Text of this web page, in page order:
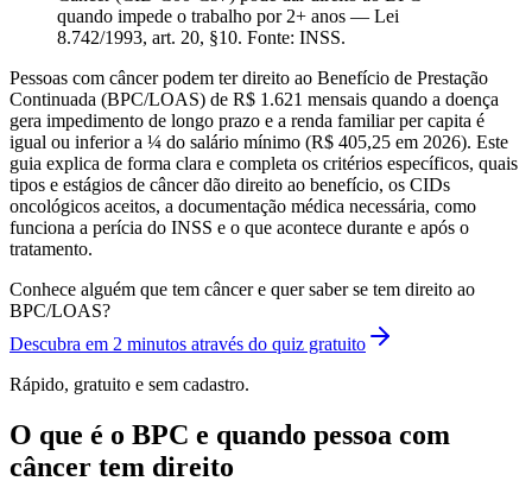
quando impede o trabalho por 2+ anos — Lei
8.742/1993, art. 20, §10. Fonte: INSS.
Pessoas com câncer podem ter direito ao Benefício de Prestação
Continuada (BPC/LOAS) de R$ 1.621 mensais quando a doença
gera impedimento de longo prazo e a renda familiar per capita é
igual ou inferior a ¼ do salário mínimo (R$ 405,25 em 2026). Este
guia explica de forma clara e completa os critérios específicos, quais
tipos e estágios de câncer dão direito ao benefício, os CIDs
oncológicos aceitos, a documentação médica necessária, como
funciona a perícia do INSS e o que acontece durante e após o
tratamento.
Conhece alguém que tem câncer e quer saber se tem direito ao
BPC/LOAS?
Descubra em 2 minutos através do quiz gratuito
Rápido, gratuito e sem cadastro.
O que é o BPC e quando pessoa com
câncer tem direito